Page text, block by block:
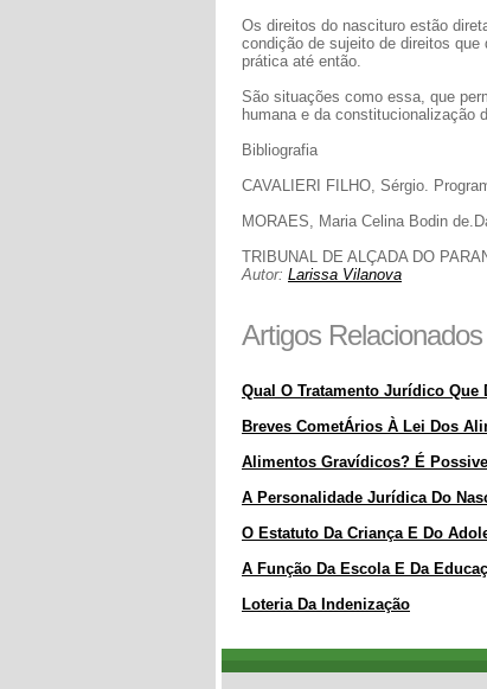
Os direitos do nascituro estão
condição de sujeito de direitos
prática até então.
São situações como essa, que
humana e da constitucionalização
Bibliografia
CAVALIERI FILHO, Sérgio.
MORAES, Maria Celina Bodin
TRIBUNAL DE ALÇADA DO
Autor: Larissa Vilanova
Artigos Relacionados
Qual O Tratamento Jurídico Que
Breves CometÁrios À Lei Dos
Alimentos Gravídicos? É
A Personalidade Jurídica Do
O Estatuto Da Criança E Do
A Função Da Escola E Da
Loteria Da Indenização